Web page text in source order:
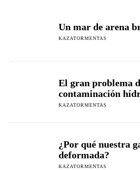
Un mar de arena
KAZATORMENTAS
El gran problema
contaminación
KAZATORMENTAS
¿Por qué nuestra
deformada?
KAZATORMENTAS